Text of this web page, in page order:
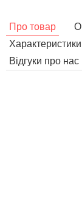
Про товар
Характеристики
Відгуки про нас